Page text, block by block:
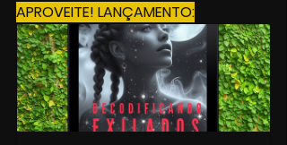
APROVEITE! LANÇAMENTO: